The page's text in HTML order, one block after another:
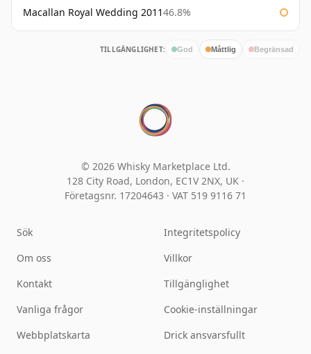
Macallan Royal Wedding 201146.8%
TILLGÄNGLIGHET: God Måttlig Begränsad
© 2026 Whisky Marketplace Ltd.
128 City Road, London, EC1V 2NX, UK ·
Företagsnr. 17204643 · VAT 519 9116 71
Sök
Om oss
Kontakt
Vanliga frågor
Webbplatskarta
Integritetspolicy
Villkor
Tillgänglighet
Cookie-inställningar
Drick ansvarsfullt